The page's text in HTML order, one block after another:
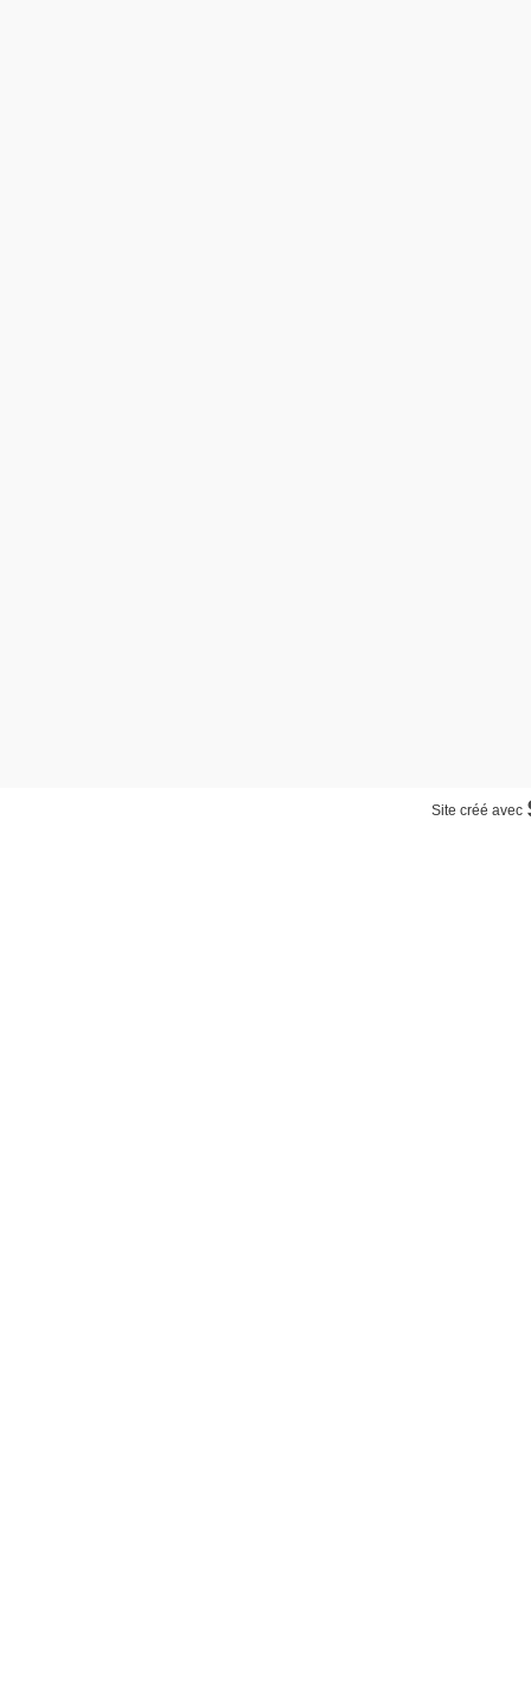
Site créé avec